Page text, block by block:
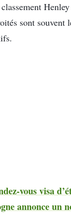
sont
vous visa
annonce un